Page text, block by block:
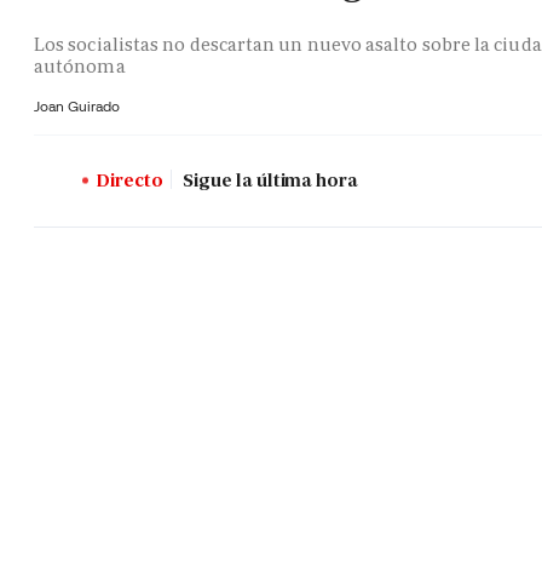
Los socialistas no descartan un nuevo asalto sobre la
autónoma
Joan Guirado
Directo Sigue la última hora